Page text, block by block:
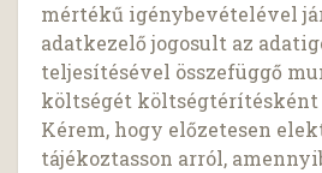
mértékű igénybevételével
adatkezelő jogosult az
teljesítésével összefüggő
költségét költségtérítésként
Kérem, hogy előzetesen
tájékoztasson arról,